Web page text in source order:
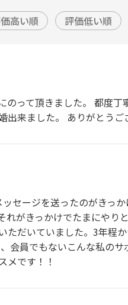
高い順 評価低い順
って頂きました。 都度丁
出来ました。 ありがとうご
セージを送ったのがきっ
れがきっかけでたまにや
ただいていました。3年程
会員でもないこんな私の
メです！！